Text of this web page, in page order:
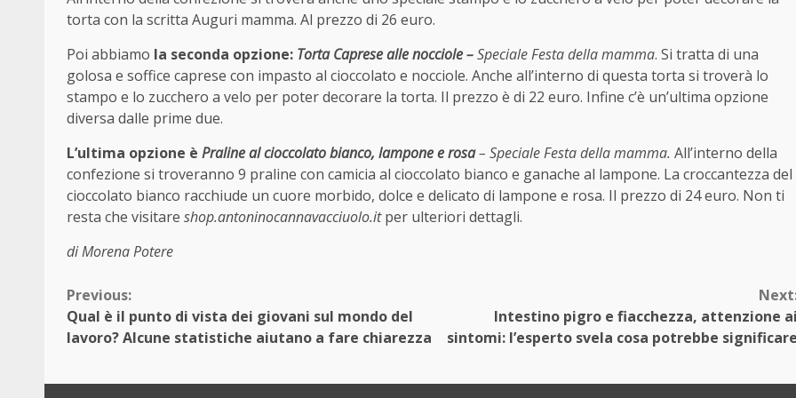
torta con la scritta Auguri mamma. Al prezzo di 26 euro.
Poi abbiamo la seconda opzione: Torta Caprese alle nocciole –Speciale Festa della mamma. Si tratta di una
golosa e soffice caprese con impasto al cioccolato e nocciole. Anche all’interno di questa torta si troverà lo
stampo e lo zucchero a velo per poter decorare la torta. Il prezzo è di 22 euro. Infine c’è un’ultima opzione
diversa dalle prime due.
L’ultima opzione è Praline al cioccolato bianco, lampone e rosa– Speciale Festa della mamma. All’interno della
confezione si troveranno 9 praline con camicia al cioccolato bianco e ganache al lampone. La croccantezza del
cioccolato bianco racchiude un cuore morbido, dolce e delicato di lampone e rosa. Il prezzo di 24 euro. Non ti
resta che visitare shop.antoninocannavacciuolo.itper ulteriori dettagli.
di Morena Potere
Continue
Reading
Previous:
Qual è il punto di vista dei giovani sul mondo del
lavoro? Alcune statistiche aiutano a fare chiarezza
Intestino pigro e fiacchezza, attenzione ai
sintomi: l’esperto svela cosa potrebbe significare